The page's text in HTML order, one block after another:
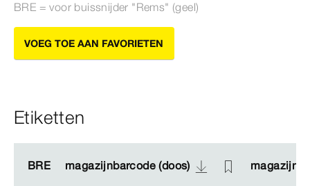
BRE = voor buissnijder "Rems" (geel)
VOEG TOE AAN FAVORIETEN
Etiketten
BRE magazijnbarcode (doos)
BRE magazijnbarcode (doos)